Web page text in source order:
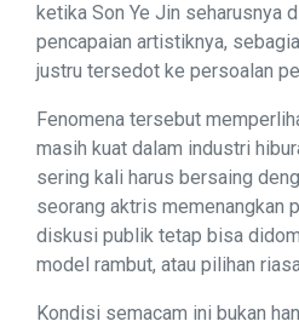
ketika Son Ye Jin seharusnya
pencapaian artistiknya,
justru tersedot ke persoalan
Fenomena tersebut
masih kuat dalam industri
sering kali harus bersaing
seorang aktris memenangkan
diskusi publik tetap bisa
model rambut, atau pilihan
Kondisi semacam ini bukan